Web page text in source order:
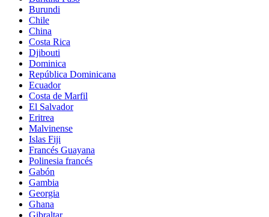
Burundi
Chile
China
Costa Rica
Djibouti
Dominica
República Dominicana
Ecuador
Costa de Marfil
El Salvador
Eritrea
Malvinense
Islas Fiji
Francés Guayana
Polinesia francés
Gabón
Gambia
Georgia
Ghana